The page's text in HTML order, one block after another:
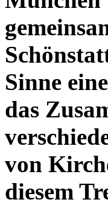
Sinne
das
von
diesem